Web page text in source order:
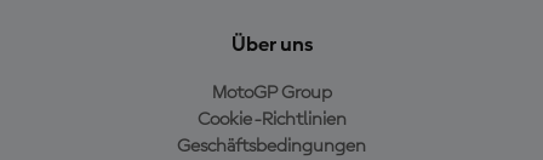
Über uns
MotoGP Group
Cookie-Richtlinien
Geschäftsbedingungen